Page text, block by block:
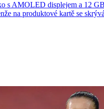
s AMOLED displejem a 12
na produktové kartě se